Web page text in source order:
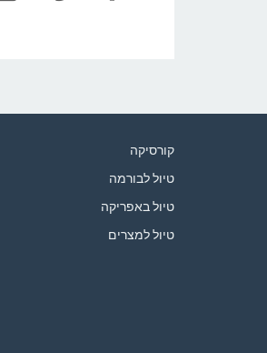
קורסיקה
טיול לבורמה
טיול באפריקה
טיול למצרים